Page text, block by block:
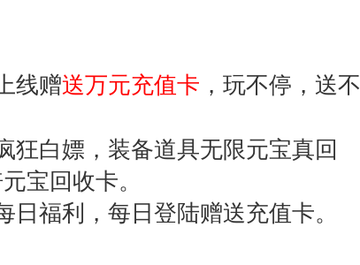
线赠送万元充值卡 ，玩不停，送不
狂白嫖，装备道具无限元宝真回
宝回收卡。
日福利，每日登陆赠送充值卡。